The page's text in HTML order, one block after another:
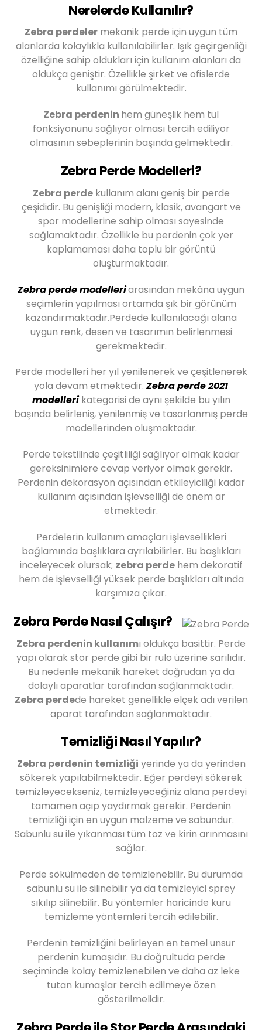
Nerelerde Kullanılır?
Zebra perdeler mekanik perde için uygun tüm
alanlarda kolaylıkla kullanılabilirler. Işık geçirgenliği
özelliğine sahip oldukları için kullanım alanları da
oldukça geniştir. Özellikle şirket ve ofislerde
kullanımı görülmektedir.
Zebra perdenin hem güneşlik hem tül
fonksiyonunu sağlıyor olması tercih ediliyor
olmasının sebeplerinin başında gelmektedir.
Zebra Perde Modelleri?
Zebra perdekullanım alanı geniş bir perde
çeşididir. Bu genişliği modern, klasik, avangart ve
spor modellerine sahip olması sayesinde
sağlamaktadır. Özellikle bu perdenin çok yer
kaplamaması daha toplu bir görüntü
oluşturmaktadır.
Zebra perde modelleriarasından mekâna uygun
seçimlerin yapılması ortamda şık bir görünüm
kazandırmaktadır.Perdede kullanılacağı alana
uygun renk, desen ve tasarımın belirlenmesi
gerekmektedir.
Perde modelleri her yıl yenilenerek ve çeşitlenerek
yola devam etmektedir. Zebra perde 2021
modellerikategorisi de aynı şekilde bu yılın
başında belirleniş, yenilenmiş ve tasarlanmış perde
modellerinden oluşmaktadır.
Perde tekstilinde çeşitliliği sağlıyor olmak kadar
gereksinimlere cevap veriyor olmak gerekir.
Perdenin dekorasyon açısından etkileyiciliği kadar
kullanım açısından işlevselliği de önem ar
etmektedir.
Perdelerin kullanım amaçları işlevsellikleri
bağlamında başlıklara ayrılabilirler. Bu başlıkları
inceleyecek olursak; zebra perdehem dekoratif
hem de işlevselliği yüksek perde başlıkları altında
karşımıza çıkar.
Zebra Perde Nasıl Çalışır?
Zebra perdenin kullanımı oldukça basittir. Perde
yapı olarak stor perde gibi bir rulo üzerine sarılıdır.
Bu nedenle mekanik hareket doğrudan ya da
dolaylı aparatlar tarafından sağlanmaktadır.
Zebra perdede hareket genellikle elçek adı verilen
aparat tarafından sağlanmaktadır.
Temizliği Nasıl Yapılır?
Zebra perdenin temizliği yerinde ya da yerinden
sökerek yapılabilmektedir. Eğer perdeyi sökerek
temizleyecekseniz, temizleyeceğiniz alana perdeyi
tamamen açıp yaydırmak gerekir. Perdenin
temizliği için en uygun malzeme ve sabundur.
Sabunlu su ile yıkanması tüm toz ve kirin arınmasını
sağlar.
Perde sökülmeden de temizlenebilir. Bu durumda
sabunlu su ile silinebilir ya da temizleyici sprey
sıkılıp silinebilir. Bu yöntemler haricinde kuru
temizleme yöntemleri tercih edilebilir.
Perdenin temizliğini belirleyen en temel unsur
perdenin kumaşıdır. Bu doğrultuda perde
seçiminde kolay temizlenebilen ve daha az leke
tutan kumaşlar tercih edilmeye özen
gösterilmelidir.